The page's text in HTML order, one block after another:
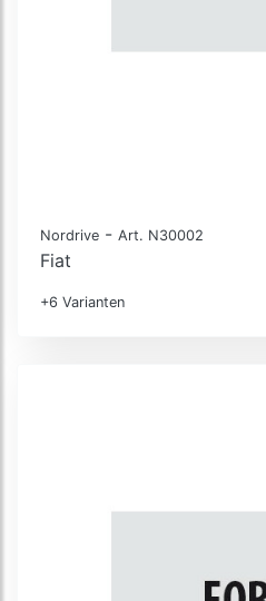
Nordrive - Art. N30002
Fiat
+6 Varianten